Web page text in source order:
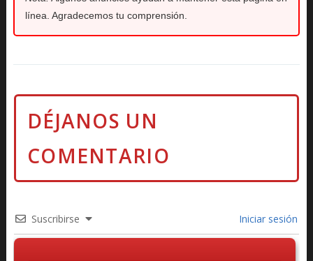
línea. Agradecemos tu comprensión.
Suscribirse Iniciar sesión